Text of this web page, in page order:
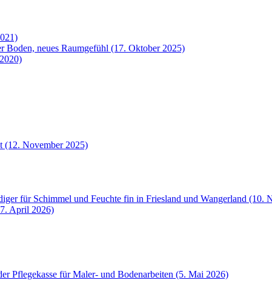
Boden, neues Raumgefühl (17. Oktober 2025)
(12. November 2025)
für Schimmel und Feuchte fin in Friesland und Wangerland (10.
April 2026)
Pflegekasse für Maler- und Bodenarbeiten (5. Mai 2026)